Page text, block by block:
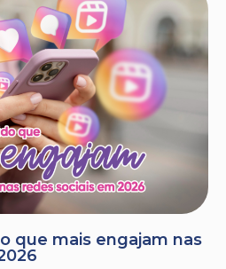
que mais engajam nas